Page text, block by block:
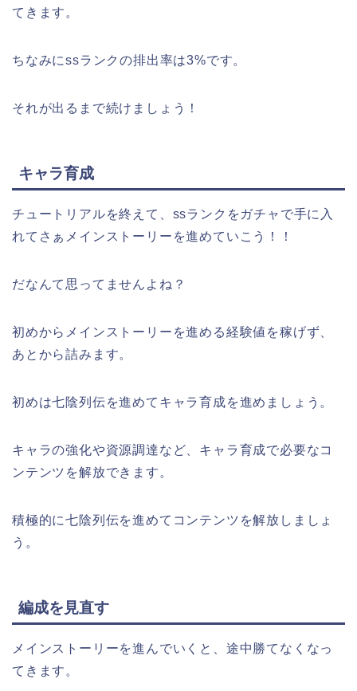
てきます。
ちなみにssランクの排出率は3%です。
それが出るまで続けましょう！
キャラ育成
チュートリアルを終えて、ssランクをガチャで手に入
れてさぁメインストーリーを進めていこう！！
だなんて思ってませんよね？
初めからメインストーリーを進める経験値を稼げず、
あとから詰みます。
初めは七陰列伝を進めてキャラ育成を進めましょう。
キャラの強化や資源調達など、キャラ育成で必要なコ
ンテンツを解放できます。
積極的に七陰列伝を進めてコンテンツを解放しましょ
う。
編成を見直す
メインストーリーを進んでいくと、途中勝てなくなっ
てきます。